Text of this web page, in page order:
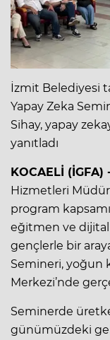
İzmit Belediyesi
Yapay Zeka
Sihay, yapay
yanıtladı
KOCAELİ (İGFA)
Hizmetleri
program
eğitmen ve dijital
gençlerle bir
Semineri, yoğun
Merkezi’nde
Seminerde
günümüzdeki